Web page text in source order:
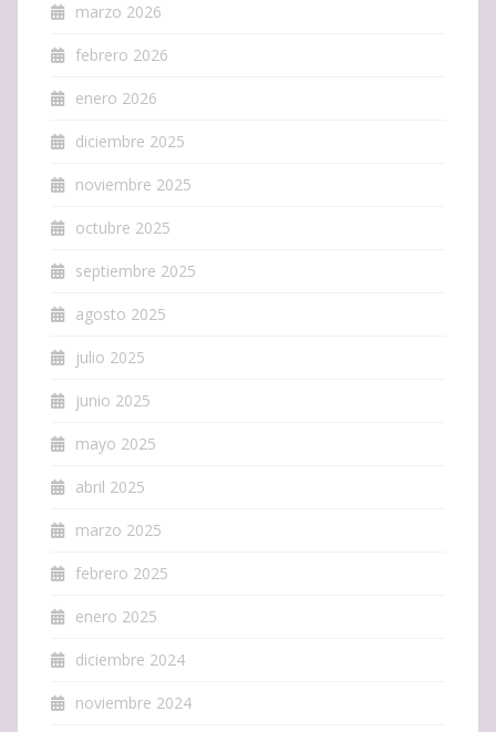
marzo 2026
febrero 2026
enero 2026
diciembre 2025
noviembre 2025
octubre 2025
septiembre 2025
agosto 2025
julio 2025
junio 2025
mayo 2025
abril 2025
marzo 2025
febrero 2025
enero 2025
diciembre 2024
noviembre 2024